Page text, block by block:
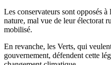
Les conservateurs sont opposés
nature, mal vue de leur électorat
mobilisé.
En revanche, les Verts, qui
gouvernement, défendent cette